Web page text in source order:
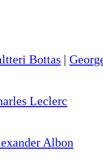
Bottas |
Leclerc
Albon